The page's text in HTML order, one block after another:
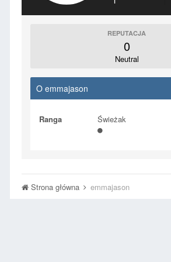
REPUTACJA
0
Neutral
O emmajason
Ranga Świeżak
Strona główna emmajason